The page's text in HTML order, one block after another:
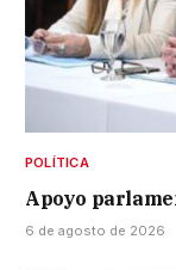
POLÍTICA
Apoyo
6 de agosto de 2026